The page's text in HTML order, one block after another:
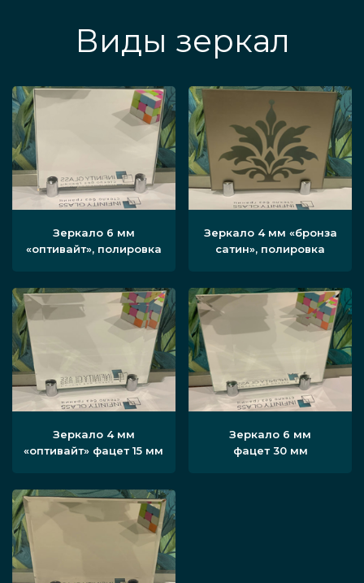
Виды зеркал
Зеркало 6 мм
«оптивайт», полировка
Зеркало 4 мм «бронза
сатин», полировка
Зеркало 4 мм
«оптивайт» фацет 15 мм
Зеркало 6 мм
фацет 30 мм